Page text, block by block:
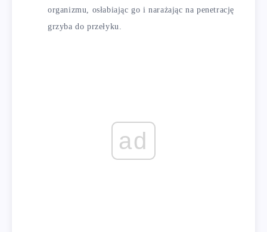
organizmu, osłabiając go i narażając na penetrację
grzyba do przełyku.
ad